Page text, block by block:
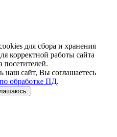
для сбора и хранения
корректной работы сайта
посетителей.
наш сайт, Вы соглашаетесь
обработке ПД.